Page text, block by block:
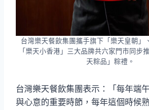
台灣樂天餐飲集團攜手旗下「樂天皇朝」
「樂天小香港」三大品牌共六家門市同步
天粽品」粽禮。
台灣樂天餐飲集團表示：「每年端
與心意的重要時節，每年這個時候